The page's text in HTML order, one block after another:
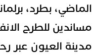
الماضي، بطرد،
مساندين للطرح
مدينة العيون عبر